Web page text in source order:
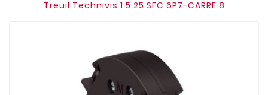
Treuil Technivis 1:5.25 SFC 6P7-CARRE 8